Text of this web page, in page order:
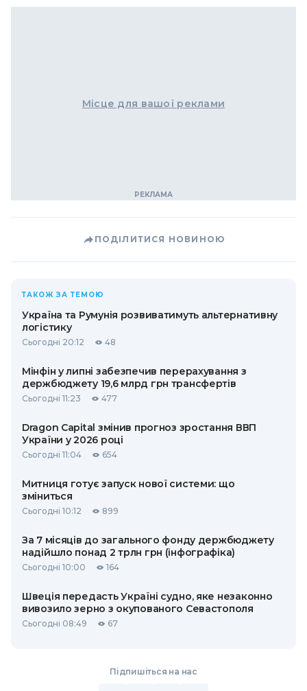
Місце для вашої реклами
ПОДІЛИТИСЯ НОВИНОЮ
ТАКОЖ ЗА ТЕМОЮ
Україна та Румунія розвиватимуть альтернативну
логістику
Сьогодні 20:12 48
Мінфін у липні забезпечив перерахування з
держбюджету 19,6 млрд грн трансфертів
Сьогодні 11:23 477
Dragon Capital змінив прогноз зростання ВВП
України у 2026 році
Сьогодні 11:04 654
Митниця готує запуск нової системи: що
зміниться
Сьогодні 10:12 899
За 7 місяців до загального фонду держбюджету
надійшло понад 2 трлн грн (інфографіка)
Сьогодні 10:00 164
Швеція передасть Україні судно, яке незаконно
вивозило зерно з окупованого Севастополя
Сьогодні 08:49 67
Підпишіться на нас